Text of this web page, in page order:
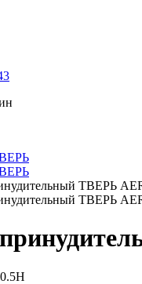
ТВЕРЬ
ТВЕРЬ